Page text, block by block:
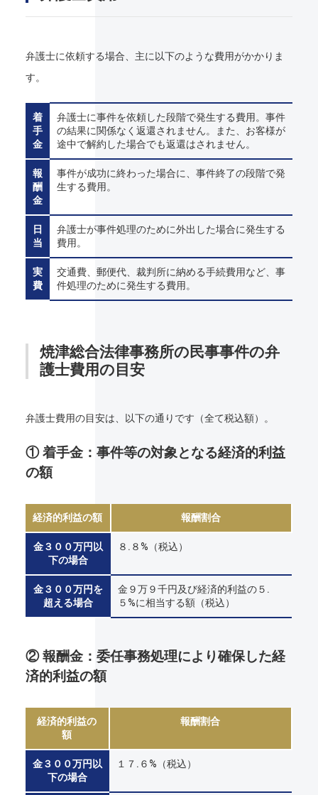
弁護士に依頼する場合、主に以下のような費用がかかりま
す。
着
手
金
弁護士に事件を依頼した段階で発生する費用。事件
の結果に関係なく返還されません。また、お客様が
途中で解約した場合でも返還はされません。
報
酬
金
事件が成功に終わった場合に、事件終了の段階で発
生する費用。
日
当
弁護士が事件処理のために外出した場合に発生する
費用。
実
費
交通費、郵便代、裁判所に納める手続費用など、事
件処理のために発生する費用。
焼津総合法律事務所の民事事件の弁
護士費用の目安
弁護士費用の目安は、以下の通りです（全て税込額）。
① 着手金：事件等の対象となる経済的利益
の額
経済的利益の額 報酬割合
金３００万円以
下の場合
８.８%（税込）
金３００万円を
超える場合
金９万９千円及び経済的利益の５.
５%に相当する額（税込）
② 報酬金：委任事務処理により確保した経
済的利益の額
経済的利益の
額
報酬割合
金３００万円以
下の場合
１７.６%（税込）